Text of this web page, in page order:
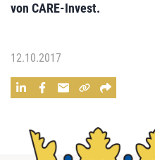
von CARE-Invest.
12.10.2017